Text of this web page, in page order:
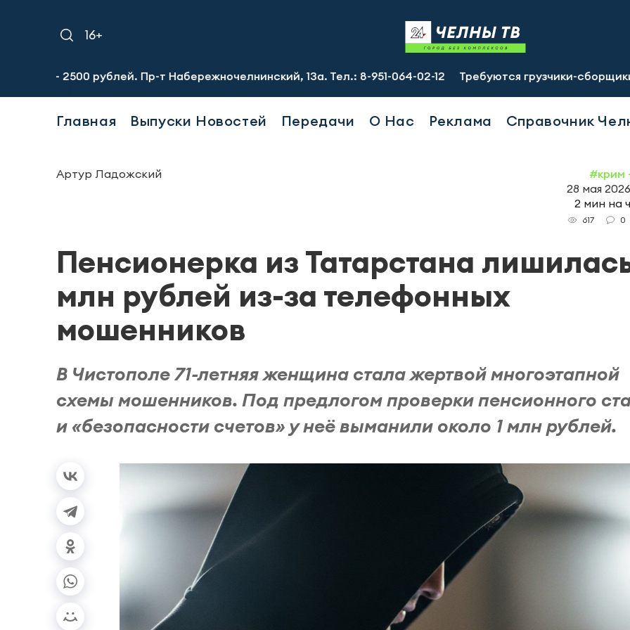
16+
рублей. Пр-т Набережночелнинский, 13а. Тел.: 8-951-064-02-12 Требуются грузчики-сборщики зп 87
Главная Выпуски Новостей Передачи О Нас Реклама Справочник
Артур Ладожский
#крим
28 мая
2 мин на
617 0
Пенсионерка из Татарстана
млн рублей из-за телефонных
мошенников
В Чистополе 71-летняя женщина стала жертвой многоэтапной
схемы мошенников. Под предлогом проверки пенсионного
и «безопасности счетов» у неё выманили около 1 млн рублей.